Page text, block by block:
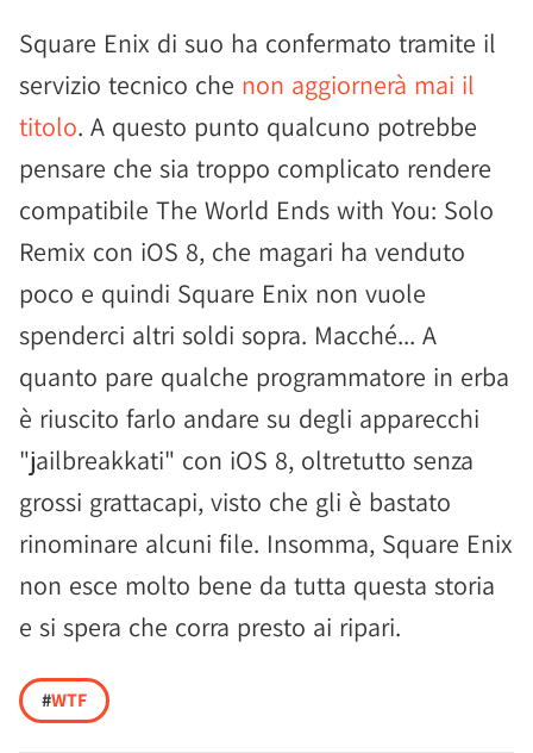
Square Enix di suo ha confermato tramite il
servizio tecnico che non aggiornerà mai il
titolo. A questo punto qualcuno potrebbe
pensare che sia troppo complicato rendere
compatibile The World Ends with You: Solo
Remix con iOS 8, che magari ha venduto
poco e quindi Square Enix non vuole
spenderci altri soldi sopra. Macché... A
quanto pare qualche programmatore in erba
è riuscito farlo andare su degli apparecchi
"jailbreakkati" con iOS 8, oltretutto senza
grossi grattacapi, visto che gli è bastato
rinominare alcuni file. Insomma, Square Enix
non esce molto bene da tutta questa storia
e si spera che corra presto ai ripari.
#WTF